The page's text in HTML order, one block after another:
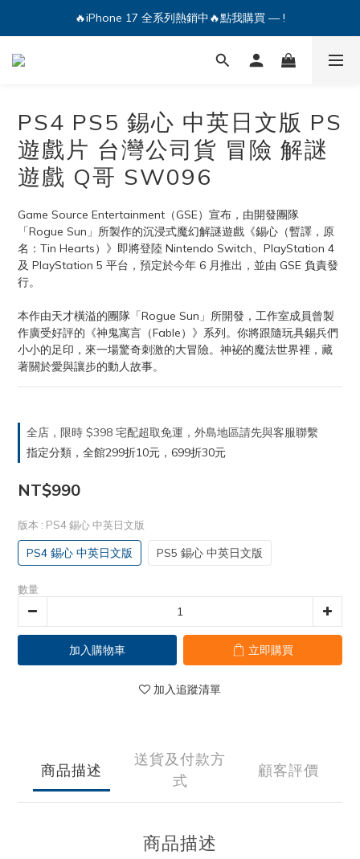
🔥iPhone 17 全系列熱銷中🔥點我購買 — !
🔥iPhone 17 全系列熱銷中🔥點我購買 — !
💕加入Q哥 Line 新好友領優惠券！🎫
PS4 PS5 錫心 中英日文版 PS
遊戲片 台灣公司貨 冒險 解謎
遊戲 Q哥 SW096
Game Source Entertainment（GSE）宣布，由開發團隊
「Rogue Sun」所製作的沉浸式魔幻解謎遊戲《錫心（暫譯，原
名：Tin Hearts）》即將登陸 Nintendo Switch、PlayStation 4
及 PlayStation 5 平台，預定於今年 6 月推出，並由 GSE 負責發
行。
本作由天才橫溢的團隊「Rogue Sun」所開發，工作室成員曾製
作廣受好評的《神鬼寓言（Fable）》系列。你將跟隨玩具錫兵們
小小的足印，來一場驚奇刺激的大冒險。神袐的魔法世界裡，藏
著關於愛與讓步的動人故事。
全店，限時 $398 宅配超取免運，外島地區請先與客服聯繫
指定分類，全館299折10元，699折30元
NT$990
版本 : PS4 錫心 中英日文版
PS4 錫心 中英日文版 PS5 錫心 中英日文版
數量
加入購物車 立即購買
加入追蹤清單
商品描述
送貨及付款方
式
顧客評價
商品描述